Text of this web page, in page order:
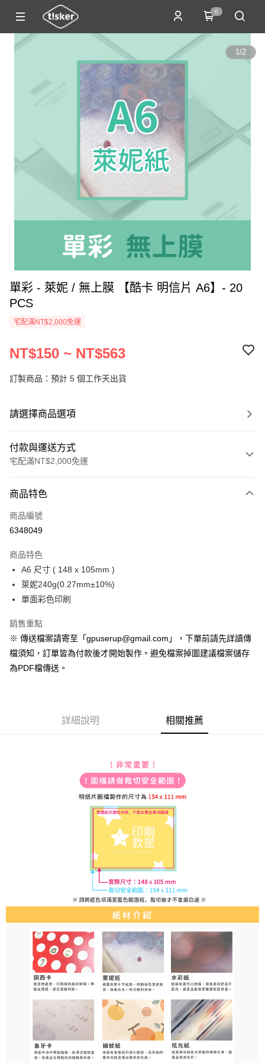
0
1/2
單彩 - 萊妮 / 無上膜 【酷卡 明信片 A6】- 20
PCS
宅配滿NT$2,000免運
NT$150 ~ NT$563
訂製商品：預計 5 個工作天出貨
請選擇商品選項
付款與運送方式
宅配滿NT$2,000免運
信用卡一次付款
超商取貨付款
運送方式
全家取貨付款
每筆NT$70
每筆NT$70
宅配
每筆NT$200，滿NT$2,000(含以上)免運費
商品特色
商品編號
6348049
商品特色
A6 尺寸 ( 148 x 105mm )
萊妮240g(0.27mm±10%)
單面彩色印刷
銷售重點
※ 傳送檔案請寄至「gpuserup@gmail.com」，下單前請先詳讀傳
檔須知，訂單皆為付款後才開始製作。避免檔案掉圖建議檔案儲存
為PDF檔傳送。
詳細說明 相關推薦